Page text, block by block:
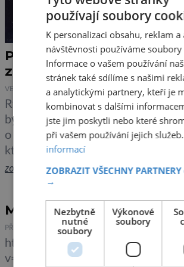
První detailní analýza
záblesku
VESMÍR
Rychlé rádiové záblesky (FRB,
byly objeveny teprve před
o krátké a intenzivní rádiové pulsy
které trvají pouze zlomek vteřiny.
tohoto jevu v roce 2007 si vědci
signály lámou hlavu. Nedávno se
americkému Green Bank
odkrýt část záhady halící rychlé
zobrazit více >>
Medvědům se nechce na
PŘÍRODA
https://www.youtube.com/watch?
v=v1PH2qQr3Ts Medvědi se
používají soubory
K personalizaci obsahu, reklam a
návštěvnosti používáme soubory
Informace o vašem používání
stránek také sdílíme s našimi
a analytickými partnery, kteří je
kombinovat s dalšími
jste jim poskytli nebo které
při vašem používání jejich
informací
ZOBRAZIT VŠECHNY PARTNERY
→
Nezbytně
nutné
soubory
Výkonové
soubory